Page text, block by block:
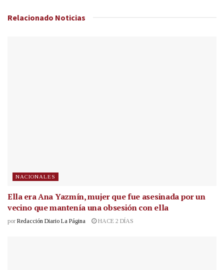
Relacionado Noticias
NACIONALES
Ella era Ana Yazmín, mujer que fue asesinada por un
vecino que mantenía una obsesión con ella
por Redacción Diario La Página HACE 2 DÍAS